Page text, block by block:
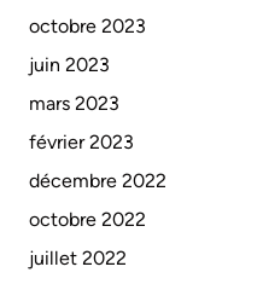
octobre 2023
juin 2023
mars 2023
février 2023
décembre 2022
octobre 2022
juillet 2022